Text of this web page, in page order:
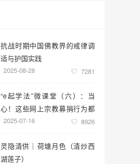
抗战时期中国佛教界的戒律调
适与护国实践
2025-08-28 7281
“e起学法”微课堂（六）：当
心！这些网上宗教募捐行为都
是违法的
2025-07-16 8926
灵隐清供｜​荷塘月色（清炒西
湖莲子）